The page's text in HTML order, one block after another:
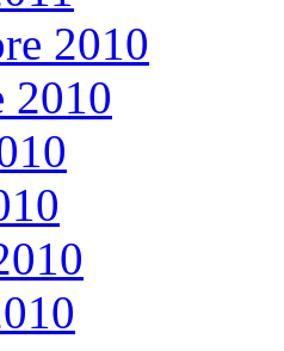
2010
2010